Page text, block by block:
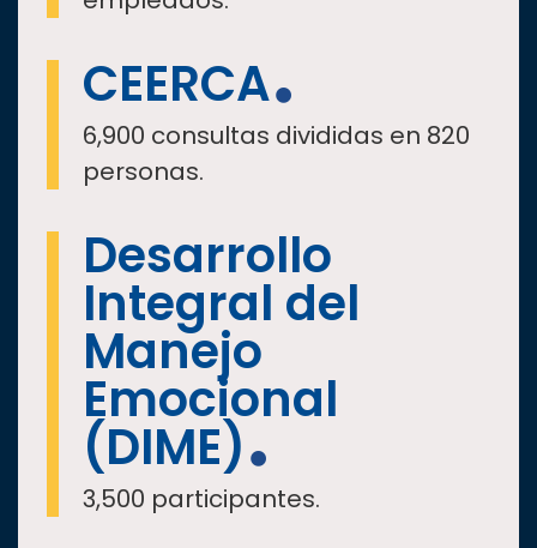
CEERCA
6,900 consultas divididas en 820
personas.
Desarrollo
Integral del
Manejo
Emocional
(DIME)
3,500 participantes.